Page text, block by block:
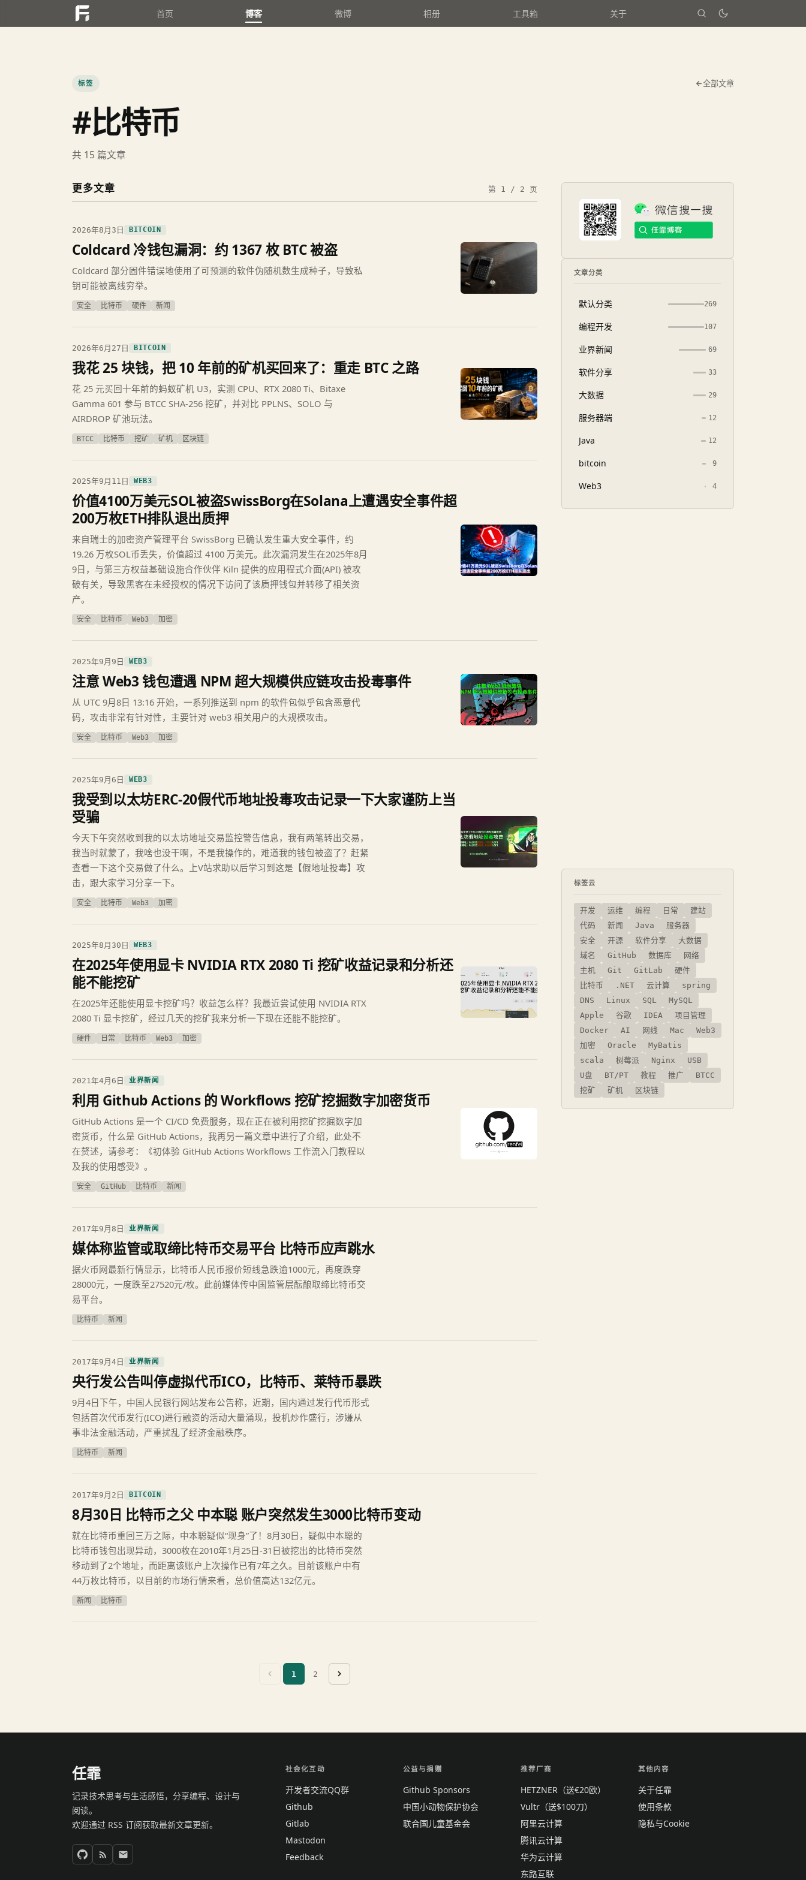
首页 博客 微博 相册 工具箱 关于
标签 全部文章
#比特币
共 15 篇文章
更多文章 第 1 / 2 页
2026年8月3日 BITCOIN
Coldcard 冷钱包漏洞：约 1367 枚 BTC 被盗
Coldcard 部分固件错误地使用了可预测的软件伪随机数生成种子，导致私
钥可能被离线穷举。
安全 比特币 硬件 新闻
2026年6月27日 BITCOIN
我花 25 块钱，把 10 年前的矿机买回来了：重走 BTC 之路
花 25 元买回十年前的蚂蚁矿机 U3，实测 CPU、RTX 2080 Ti、Bitaxe
Gamma 601 参与 BTCC SHA-256 挖矿，并对比 PPLNS、SOLO 与
AIRDROP 矿池玩法。
BTCC 比特币 挖矿 矿机 区块链
2025年9月11日 WEB3
价值4100万美元SOL被盗SwissBorg在Solana上遭遇安全事件超
200万枚ETH排队退出质押
来自瑞士的加密资产管理平台 SwissBorg 已确认发生重大安全事件，约
19.26 万枚SOL币丢失，价值超过 4100 万美元。此次漏洞发生在2025年8月
9日，与第三方权益基础设施合作伙伴 Kiln 提供的应用程式介面(API) 被攻
破有关，导致黑客在未经授权的情况下访问了该质押钱包并转移了相关资
产。
安全 比特币 Web3 加密
2025年9月9日 WEB3
注意 Web3 钱包遭遇 NPM 超大规模供应链攻击投毒事件
从 UTC 9月8日 13:16 开始，一系列推送到 npm 的软件包似乎包含恶意代
码，攻击非常有针对性，主要针对 web3 相关用户的大规模攻击。
安全 比特币 Web3 加密
2025年9月6日 WEB3
我受到以太坊ERC-20假代币地址投毒攻击记录一下大家谨防上当
受骗
今天下午突然收到我的以太坊地址交易监控警告信息，我有两笔转出交易，
我当时就蒙了，我啥也没干啊，不是我操作的，难道我的钱包被盗了？赶紧
查看一下这个交易做了什么。上V站求助以后学习到这是【假地址投毒】攻
击，跟大家学习分享一下。
安全 比特币 Web3 加密
2025年8月30日 WEB3
在2025年使用显卡 NVIDIA RTX 2080 Ti 挖矿收益记录和分析还
能不能挖矿
在2025年还能使用显卡挖矿吗？收益怎么样？我最近尝试使用 NVIDIA RTX
2080 Ti 显卡挖矿，经过几天的挖矿我来分析一下现在还能不能挖矿。
硬件 日常 比特币 Web3 加密
2021年4月6日 业界新闻
利用 Github Actions 的 Workflows 挖矿挖掘数字加密货币
GitHub Actions 是一个 CI/CD 免费服务，现在正在被利用挖矿挖掘数字加
密货币，什么是 GitHub Actions，我再另一篇文章中进行了介绍，此处不
在赘述，请参考：《初体验 GitHub Actions Workflows 工作流入门教程以
及我的使用感受》。
安全 GitHub 比特币 新闻
2017年9月8日 业界新闻
媒体称监管或取缔比特币交易平台 比特币应声跳水
据火币网最新行情显示，比特币人民币报价短线急跌逾1000元，再度跌穿
28000元，一度跌至27520元/枚。此前媒体传中国监管层酝酿取缔比特币交
易平台。
比特币 新闻
2017年9月4日 业界新闻
央行发公告叫停虚拟代币ICO，比特币、莱特币暴跌
9月4日下午，中国人民银行网站发布公告称，近期，国内通过发行代币形式
包括首次代币发行(ICO)进行融资的活动大量涌现，投机炒作盛行，涉嫌从
事非法金融活动，严重扰乱了经济金融秩序。
比特币 新闻
2017年9月2日 BITCOIN
8月30日 比特币之父 中本聪 账户突然发生3000比特币变动
就在比特币重回三万之际，中本聪疑似“现身”了！8月30日，疑似中本聪的
比特币钱包出现异动，3000枚在2010年1月25日-31日被挖出的比特币突然
移动到了2个地址，而距离该账户上次操作已有7年之久。目前该账户中有
44万枚比特币，以目前的市场行情来看，总价值高达132亿元。
新闻 比特币
1 2
文章分类
默认分类 269
编程开发 107
业界新闻 69
软件分享 33
大数据 29
服务器端 12
Java 12
bitcoin 9
Web3 4
标签云
开发 运维 编程 日常
建站
代码
新闻 Java
服务器
安全
开源 软件分享
大数据
域名
GitHub 数据库
网络
主机
Git GitLab
硬件
比特币
.NET 云计算
spring
DNS
Linux SQL
MySQL
Apple
谷歌 IDEA
项目管理
Docker
AI 网线 Mac
Web3
加密
Oracle
MyBatis
scala
树莓派 Nginx
USB
U盘
BT/PT 教程 推广
BTCC
挖矿
矿机 区块链
任霏
记录技术思考与生活感悟，分享编程、设计与
阅读。
欢迎通过 RSS 订阅获取最新文章更新。
社会化互动
开发者交流QQ群
Github
Gitlab
Mastodon
Feedback
公益与捐赠
Github Sponsors
中国小动物保护协会
联合国儿童基金会
推荐厂商
HETZNER（送€20欧）
Vultr（送$100刀）
阿里云计算
腾讯云计算
华为云计算
东路互联
其他内容
关于任霏
使用条款
隐私与Cookie